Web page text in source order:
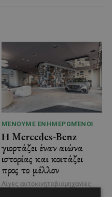
ΜΈΝΟΥΜΕ ΕΝΗΜΕΡΩΜΈΝΟΙ
Η Mercedes-Benz
γιορτάζει έναν αιώνα
ιστορίας και κοιτάζει
προς το μέλλον
Λίγες αυτοκινητοβιομηχανίες